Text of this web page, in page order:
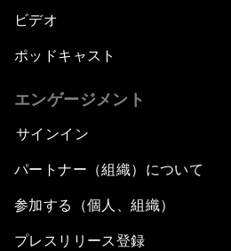
ビデオ
ポッドキャスト
エンゲージメント
サインイン
パートナー（組織）について
参加する（個人、組織）
プレスリリース登録